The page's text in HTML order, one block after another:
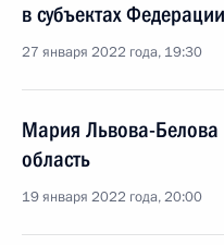
в субъектах Федерации
27 января 2022 года, 19:30
Мария Львова-Белова
область
19 января 2022 года, 20:00